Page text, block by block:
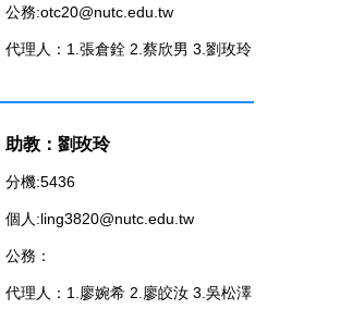
公務:otc20@nutc.edu.tw
代理人：1.張倉銓 2.蔡欣男 3.劉玫玲
助教：劉玫玲
分機:5436
個人:ling3820@nutc.edu.tw
公務：
代理人：1.廖婉希 2.廖皎汝 3.吳松澤